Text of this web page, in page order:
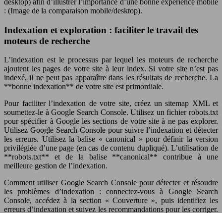
desktop) afin d’illustrer l’importance d’une bonne expérience mobile
: (Image de la comparaison mobile/desktop).
Indexation et exploration : faciliter le travail des
moteurs de recherche
L’indexation est le processus par lequel les moteurs de recherche
ajoutent les pages de votre site à leur index. Si votre site n’est pas
indexé, il ne peut pas apparaître dans les résultats de recherche. La
**bonne indexation** de votre site est primordiale.
Pour faciliter l’indexation de votre site, créez un sitemap XML et
soumettez-le à Google Search Console. Utilisez un fichier robots.txt
pour spécifier à Google les sections de votre site à ne pas explorer.
Utilisez Google Search Console pour suivre l’indexation et détecter
les erreurs. Utilisez la balise « canonical » pour définir la version
privilégiée d’une page (en cas de contenu dupliqué). L’utilisation de
**robots.txt** et de la balise **canonical** contribue à une
meilleure gestion de l’indexation.
Comment utiliser Google Search Console pour détecter et résoudre
les problèmes d’indexation : connectez-vous à Google Search
Console, accédez à la section « Couverture », puis identifiez les
erreurs d’indexation et suivez les recommandations pour les corriger.